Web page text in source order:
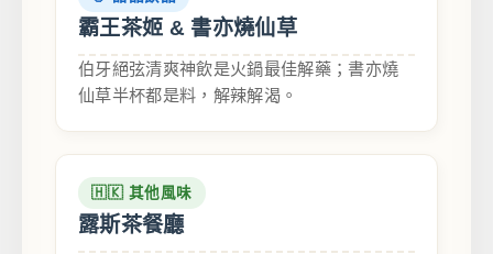
霸王茶姬 & 書亦燒仙草
伯牙絕弦清爽神飲是火鍋最佳解藥；書亦燒
仙草半杯都是料，解辣解渴。
🇭🇰 其他風味
露斯茶餐廳